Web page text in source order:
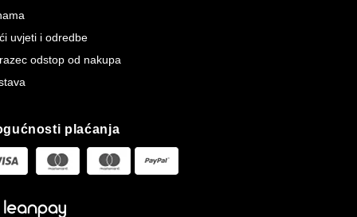
uvjeti i odredbe
odstop od nakupa
plaćanja